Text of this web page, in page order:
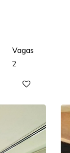
Vagas
2